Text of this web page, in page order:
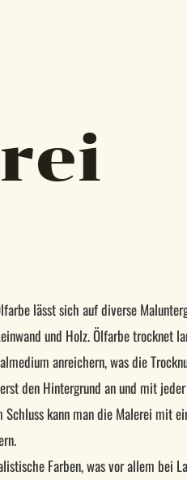
lässt sich auf diverse
und Holz. Ölfarbe trocknet
anreichern, was die
den Hintergrund an und mit jeder
kann man die Malerei mit
Farben, was vor allem bei